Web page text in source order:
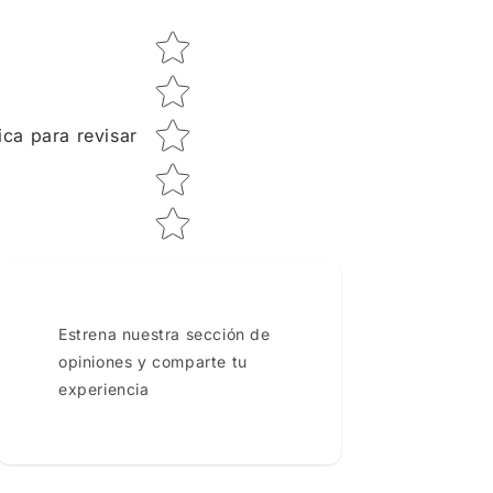
para revisar
Star rating
Estrena nuestra sección de
opiniones y comparte tu
experiencia